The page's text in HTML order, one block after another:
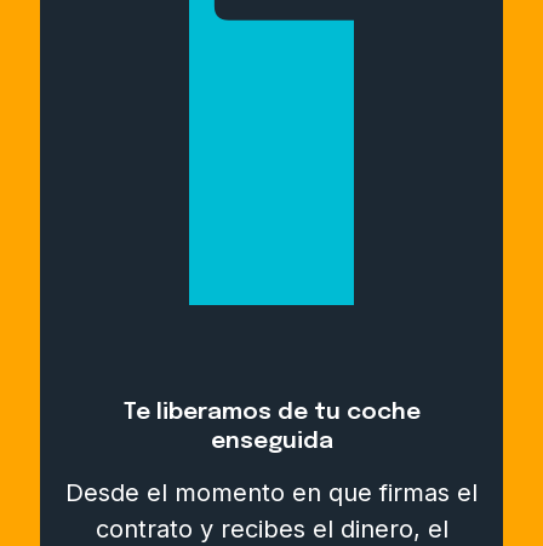
Te liberamos de tu coche
enseguida
Desde el momento en que firmas el
contrato y recibes el dinero, el